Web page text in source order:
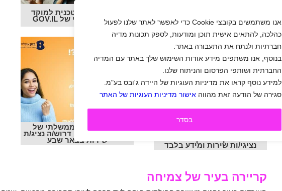
אנו משתמשים בקובצי Cookie כדי לאפשר לאתר שלנו לפעול
כהלכה, להתאים אישית תוכן ומודעות, לספק תכונות מדיה
חברתיות ולנתח את התעבורה באתר.
בנוסף, אנו משתפים מידע אודות השימוש שלך באתר עם המדיה
החברתית ושותפי הפרסום והניתוח שלנו.
למידע נוסף קראו את מדיניות העוגיות של היידה ג'ובס בע"מ.
סגירה של הודעה זאת מהווה אישור מדיניות העוגיות של האתר
בסדר
בבאר שבע
נציג/ת תמיכה טכנית למוקד
מענה ממשלתי של GOV.IL
מנורה באר שבע פותחת את
נציגי/ות שירות ומידע בלבד
למוקד שירות ממשלתי של
משרד המשפטים דרוש/ה נציג/ת
שירות בבאר שבע
קריירה בעיר של צמיחה